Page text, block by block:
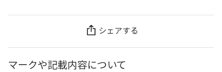
シェアする
マークや記載内容について